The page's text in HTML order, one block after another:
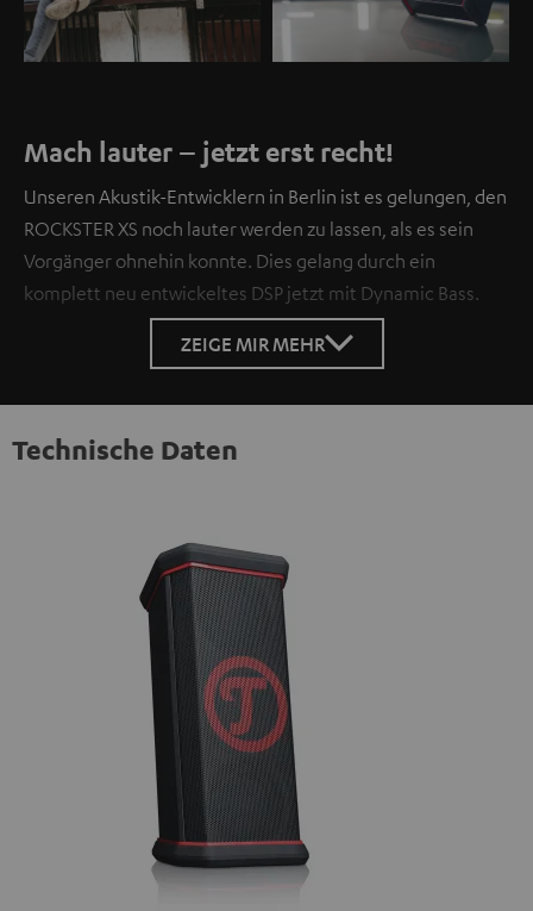
Mach lauter – jetzt erst recht!
Unseren Akustik-Entwicklern in Berlin ist es gelungen, den
ROCKSTER XS noch lauter werden zu lassen, als es sein
Vorgänger ohnehin konnte. Dies gelang durch ein
komplett neu entwickeltes DSP jetzt mit Dynamic Bass.
ZEIGE MIR MEHR
Technische Daten